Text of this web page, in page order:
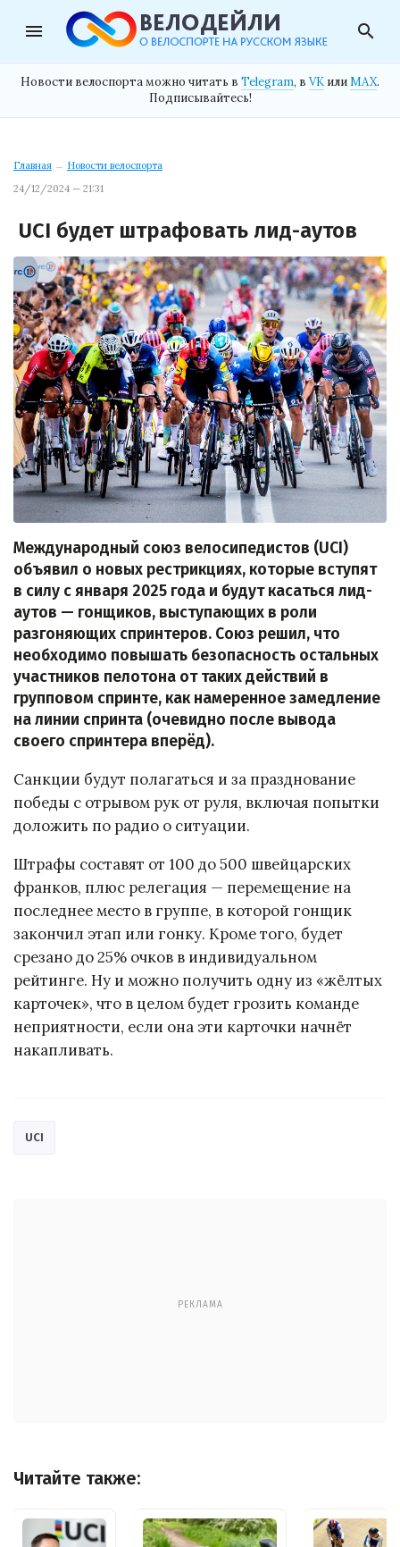
menu search
Новости велоспорта можно читать в Telegram, в VK илиMAX.
Подписывайтесь!
Главная → Новости велоспорта
24/12/2024 — 21:31
UCI будет штрафовать лид-аутов
Международный союз велосипедистов (UCI)
объявил о новых рестрикциях, которые вступят
в силу с января 2025 года и будут касаться лид-
аутов — гонщиков, выступающих в роли
разгоняющих спринтеров. Союз решил, что
необходимо повышать безопасность остальных
участников пелотона от таких действий в
групповом спринте, как намеренное замедление
на линии спринта (очевидно после вывода
своего спринтера вперёд).
Санкции будут полагаться и за празднование
победы с отрывом рук от руля, включая попытки
доложить по радио о ситуации.
Штрафы составят от 100 до 500 швейцарских
франков, плюс релегация — перемещение на
последнее место в группе, в которой гонщик
закончил этап или гонку. Кроме того, будет
срезано до 25% очков в индивидуальном
рейтинге. Ну и можно получить одну из «жёлтых
карточек», что в целом будет грозить команде
неприятности, если она эти карточки начнёт
накапливать.
UCI
РЕКЛАМА
Читайте также: